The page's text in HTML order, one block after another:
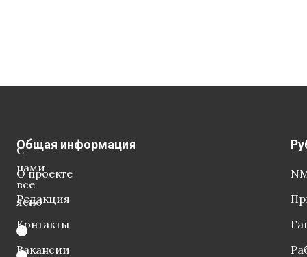
С
нами
все
ясно
Общая информация
О проекте
Редакция
Контакты
Вакансии